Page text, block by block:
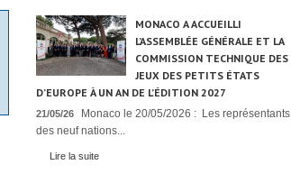
MONACO A ACCUEILLI
L’ASSEMBLÉE GÉNÉRALE ET LA
COMMISSION TECHNIQUE DES
JEUX DES PETITS ÉTATS
D’EUROPE À UN AN DE L’ÉDITION 2027
21/05/26
Monaco le 20/05/2026 : Les représentants
des neuf nations...
Lire la suite